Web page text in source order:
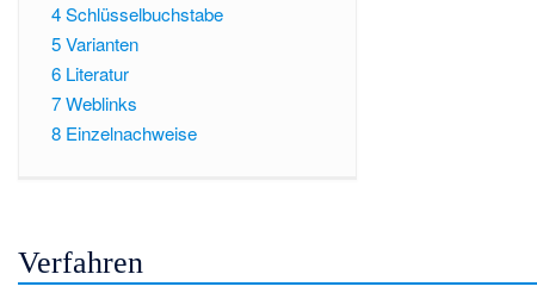
4Schlüsselbuchstabe
5Varianten
6 Literatur
7Weblinks
8 Einzelnachweise
Verfahren